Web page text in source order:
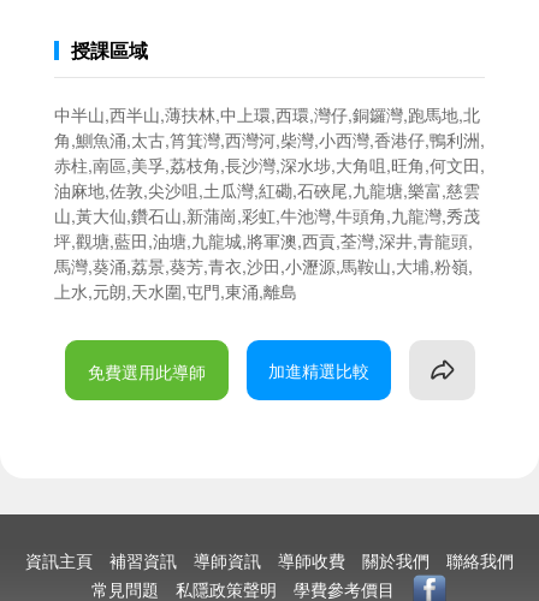
授課區域
中半山,西半山,薄扶林,中上環,西環,灣仔,銅鑼灣,跑馬地,北
角,鰂魚涌,太古,筲箕灣,西灣河,柴灣,小西灣,香港仔,鴨利洲,
赤柱,南區,美孚,荔枝角,長沙灣,深水埗,大角咀,旺角,何文田,
油麻地,佐敦,尖沙咀,土瓜灣,紅磡,石硤尾,九龍塘,樂富,慈雲
山,黃大仙,鑽石山,新蒲崗,彩虹,牛池灣,牛頭角,九龍灣,秀茂
坪,觀塘,藍田,油塘,九龍城,將軍澳,西貢,荃灣,深井,青龍頭,
馬灣,葵涌,荔景,葵芳,青衣,沙田,小瀝源,馬鞍山,大埔,粉嶺,
上水,元朗,天水圍,屯門,東涌,離島
免費選用此導師 加進精選比較
資訊主頁 補習資訊 導師資訊 導師收費 關於我們
聯絡我們
常見問題
私隱政策聲明 學費參考價目